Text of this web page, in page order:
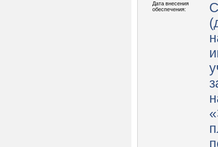
Дата внесения
обеспечения: